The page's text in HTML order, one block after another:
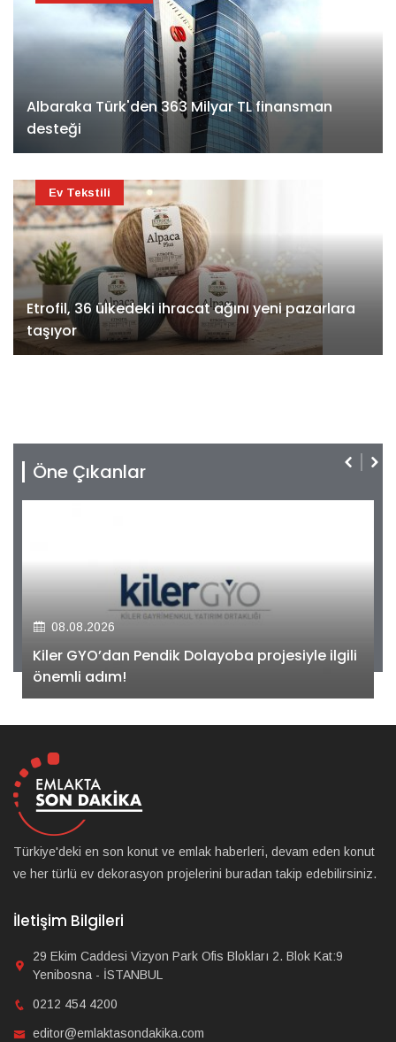
Albaraka Türk'den 363 Milyar TL finansman
desteği
Etrofil, 36 ülkedeki ihracat ağını yeni pazarlara
taşıyor
Ev Tekstili
Öne Çıkanlar
08.08.2026
Kiler GYO’dan Pendik Dolayoba projesiyle ilgili
önemli adım!
Türkiye'deki en son konut ve emlak haberleri, devam eden konut
ve her türlü ev dekorasyon projelerini buradan takip edebilirsiniz.
İletişim Bilgileri
29 Ekim Caddesi Vizyon Park Ofis Blokları 2. Blok Kat:9
Yenibosna - İSTANBUL
0212 454 4200
editor@emlaktasondakika.com